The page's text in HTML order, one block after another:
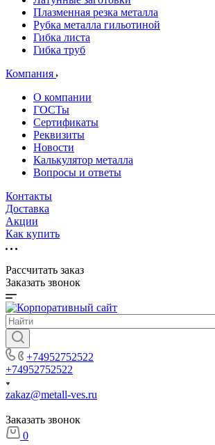
Плазменная резка металла
Рубка металла гильотиной
Гибка листа
Гибка труб
Компания
О компании
ГОСТы
Сертификаты
Реквизиты
Новости
Калькулятор металла
Вопросы и ответы
Контакты
Доставка
Акции
Как купить
Рассчитать заказ
Заказать звонок
+74952752522
+74952752522
zakaz@metall-ves.ru
Заказать звонок
0